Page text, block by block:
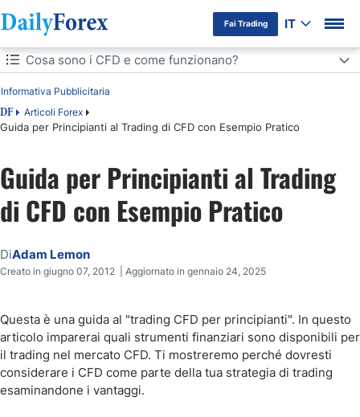
Fai Trading IT
Indice
DF Articoli Forex
Guida per Principianti al Trading di CFD con Esempio Pratico
Informativa Pubblicitaria
Cosa sono i CFD e come funzionano?
Cosa sono i CFD e come funzionano?
Cos'è il Trading con CFD?
Tipi di CFD
Un Esempio di Operazione con CFD
Come Operare con CFD con poco capitale?
Come Fare Trading con CFD su Azioni
Come Fare Trading con CFD su Petrolio e Altre Energie
Guida per Principianti al Trading
di CFD con Esempio Pratico
DiAdam Lemon
Creato in giugno 07, 2012 | Aggiornato in gennaio 24, 2025
Questa è una guida al "trading CFD per principianti". In questo
articolo imparerai quali strumenti finanziari sono disponibili per
il trading nel mercato CFD. Ti mostreremo perché dovresti
considerare i CFD come parte della tua strategia di trading
esaminandone i vantaggi.